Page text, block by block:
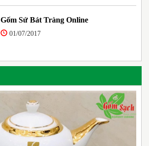
Gốm Sứ Bát Tràng Online
01/07/2017